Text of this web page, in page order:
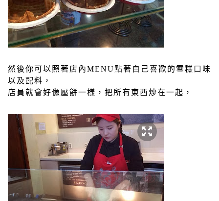
然後你可以照著店內MENU點著自己喜歡的雪糕口味
以及配料，
店員就會好像壓餅一樣，把所有東西炒在一起，